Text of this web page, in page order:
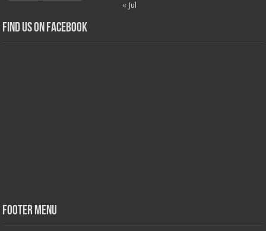
« Jul
Find us on Facebook
Footer Menu